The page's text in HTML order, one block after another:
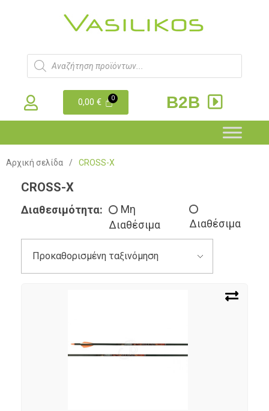
0,00€ B2B
Αρχική σελίδα / CROSS-X
CROSS-X
Διαθεσιμότητα:
Μη
Διαθέσιμα
Διαθέσιμα